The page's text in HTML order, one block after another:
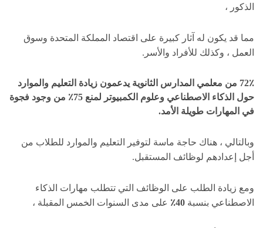
الذكور ،
مما قد يكون له آثار كبيرة على اقتصاد المملكة المتحدة وسوق
العمل ، وكذلك للأفراد والأسر.
72٪ من معلمي المدارس الثانوية يدعمون زيادة التعليم والموارد
حول الذكاء الاصطناعي وعلوم الكمبيوتر لمنع 75٪
من وجود فجوة
في المهارات طويلة الأمد.
وبالتالي ، هناك حاجة ماسة لتوفير التعليم والموارد للطلاب من
أجل إعدادهم لوظائف المستقبل.
ومع زيادة الطلب على الوظائف التي تتطلب مهارات الذكاء
الاصطناعي بنسبة 40٪ على مدى السنوات الخمس المقبلة ،